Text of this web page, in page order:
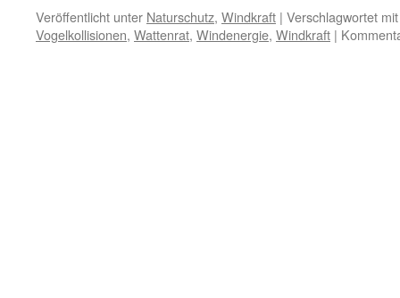
Veröffentlicht unter Naturschutz, Windkraft | Verschlagwortet mit
Vogelkollisionen, Wattenrat, Windenergie, Windkraft |